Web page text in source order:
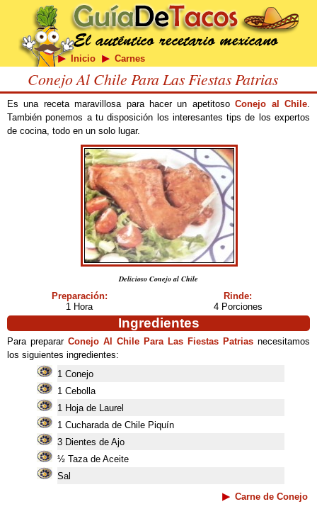
Inicio Carnes
Conejo Al Chile Para Las Fiestas Patrias
Es una receta maravillosa para hacer un apetitosoConejo al Chile.
También ponemos a tu disposición los interesantes tips de los expertos
de cocina, todo en un solo lugar.
Delicioso Conejo al Chile
Preparación:
1 Hora
Rinde:
4 Porciones
Ingredientes
Para preparar Conejo Al Chile Para Las Fiestas Patrias necesitamos
los siguientes ingredientes:
1 Conejo
1 Cebolla
1 Hoja de Laurel
1 Cucharada de Chile Piquín
3 Dientes de Ajo
½ Taza de Aceite
Sal
Carne de Conejo